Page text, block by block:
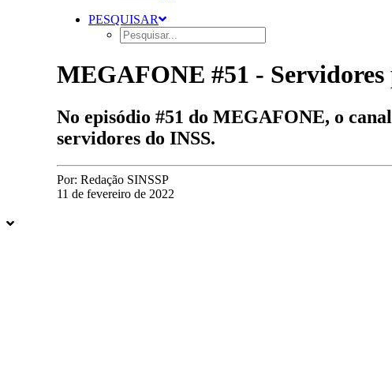
PESQUISAR
MEGAFONE #51 - Servidores
No episódio #51 do MEGAFONE, o
servidores do INSS.
Por: Redação SINSSP
11 de fevereiro de 2022